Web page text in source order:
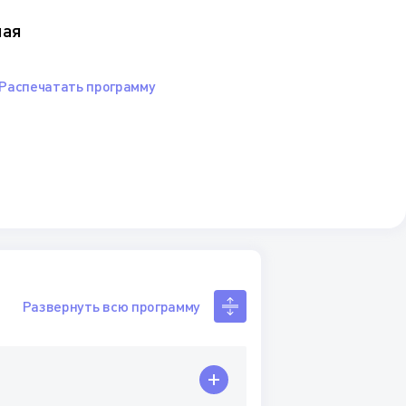
программу
Развернуть всю программу